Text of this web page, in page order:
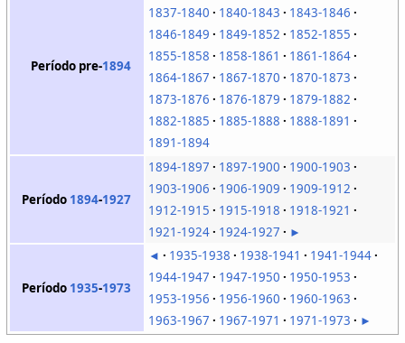
Período pre-1894
1837-1840
1840-1843
1843-1846
1846-1849
1849-1852
1852-1855
1855-1858
1858-1861
1861-1864
1864-1867
1867-1870
1870-1873
1873-1876
1876-1879
1879-1882
1882-1885
1885-1888
1888-1891
1891-1894
Período 1894-1927
1894-1897 1897-1900
1900-1903
1903-1906
1906-1909
1909-1912
1912-1915
1915-1918
1918-1921
1921-1924
1924-1927 ►
Período 1935-1973
◄ 1935-1938 1938-1941
1941-1944
1944-1947
1947-1950
1950-1953
1953-1956
1956-1960
1960-1963
1963-1967
1967-1971 1971-1973 ►